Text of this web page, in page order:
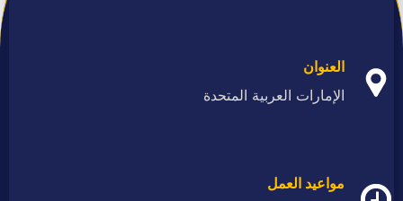
العنوان
الإمارات العربية المتحدة
مواعيد العمل